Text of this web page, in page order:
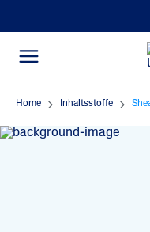
Home Inhaltsstoffe